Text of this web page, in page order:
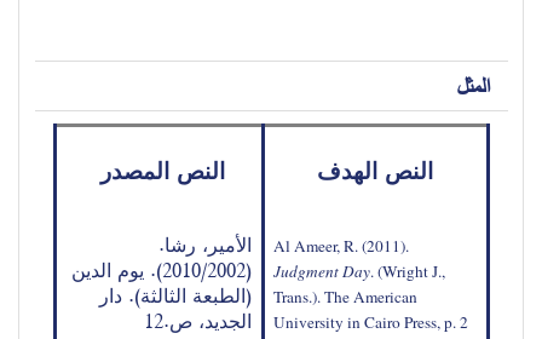
المثل
النص الهدف
Judgment Day. (Wright J.,
Trans.). The American
University in Cairo Press, p. 2
النص المصدر
(2010/2002). يوم الدين
الجديد، ص.12